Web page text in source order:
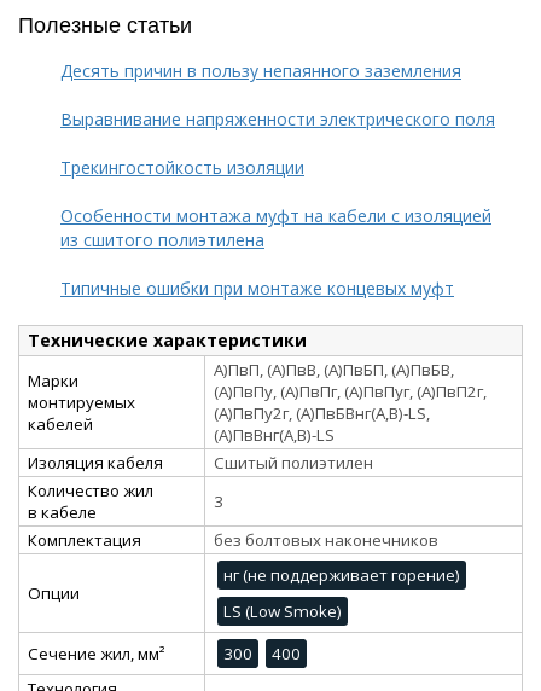
Полезные статьи
Десять причин в пользу непаянного заземления
Выравнивание напряженности электрического поля
Трекингостойкость изоляции
Особенности монтажа муфт на кабели с изоляцией
из сшитого полиэтилена
Типичные ошибки при монтаже концевых муфт
Технические характеристики
Марки
монтируемых
кабелей
А)ПвП, (А)ПвВ, (А)ПвБП, (А)ПвБВ,
(А)ПвПу, (А)ПвПг, (А)ПвПуг, (А)ПвП2г,
(А)ПвПу2г, (А)ПвБВнг(А,В)-LS,
(А)ПвВнг(А,В)-LS
Изоляция кабеля
Сшитый полиэтилен
Количество жил
в кабеле
3
Комплектация
без болтовых наконечников
Опции
нг (не поддерживает горение)
LS (Low Smoke)
Сечение жил, мм²
300
400